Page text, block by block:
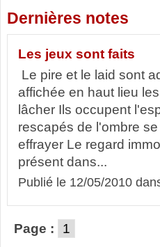
Dernières notes
Les jeux sont faits
Le pire et le laid sont
affichée en haut lieu
lâcher Ils occupent
rescapés de l'ombre
effrayer Le regard
présent dans...
Publié le 12/05/2010
Page : 1